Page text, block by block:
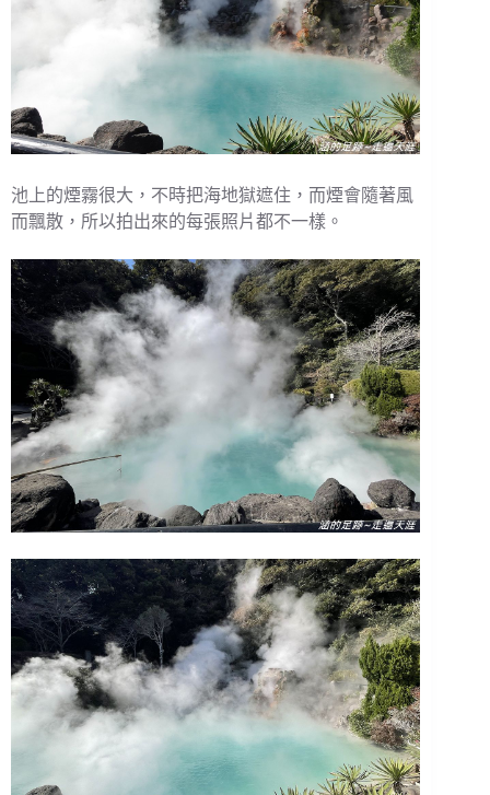
池上的煙霧很大，不時把海地獄遮住，而煙會隨著風
而飄散，所以拍出來的每張照片都不一樣。